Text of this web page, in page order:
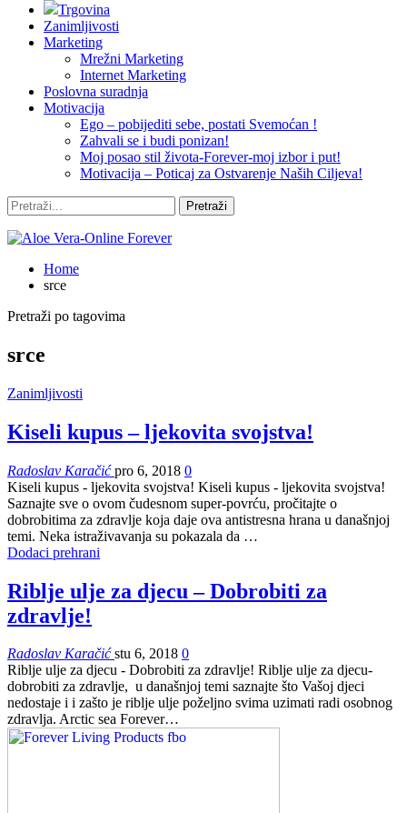
Trgovina
Zanimljivosti
Marketing
Mrežni Marketing
Internet Marketing
Poslovna suradnja
Motivacija
Ego – pobijediti sebe, postati Svemoćan !
Zahvali se i budi ponizan!
Moj posao stil života-Forever-moj izbor i put!
Motivacija – Poticaj za Ostvarenje Naših Ciljeva!
Home
srce
Pretraži po tagovima
srce
Zanimljivosti
Kiseli kupus – ljekovita svojstva!
Radoslav Karačićpro 6, 2018 0
Kiseli kupus - ljekovita svojstva! Kiseli kupus - ljekovita svojstva!
Saznajte sve o ovom čudesnom super-povrću, pročitajte o
dobrobitima za zdravlje koja daje ova antistresna hrana u današnjoj
temi. Neka istraživavanja su pokazala da …
Dodaci prehrani
Riblje ulje za djecu – Dobrobiti za
zdravlje!
Radoslav Karačićstu 6, 2018 0
Riblje ulje za djecu - Dobrobiti za zdravlje! Riblje ulje za djecu-
dobrobiti za zdravlje, u današnjoj temi saznajte što Vašoj djeci
nedostaje i i zašto je riblje ulje poželjno svima uzimati radi osobnog
zdravlja. Arctic sea Forever…